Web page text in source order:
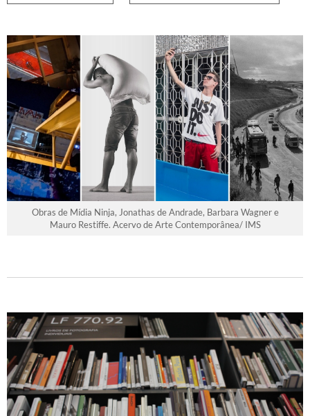
Obras de Mídia Ninja, Jonathas de Andrade, Barbara Wagner e
Mauro Restiffe. Acervo de Arte Contemporânea/ IMS